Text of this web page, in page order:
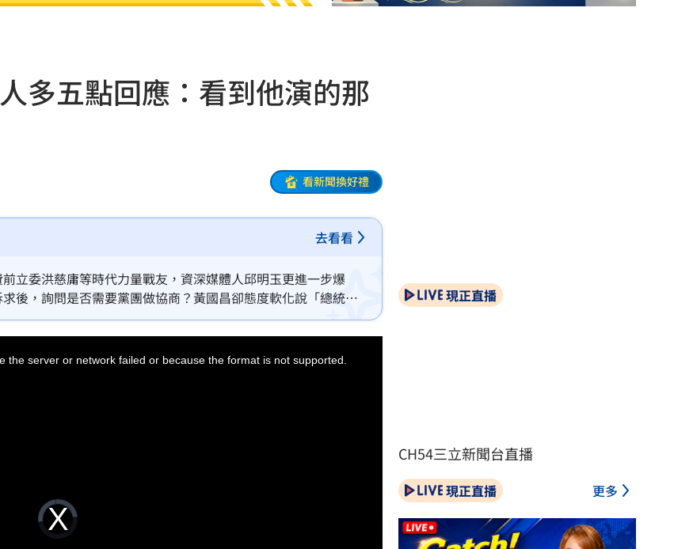
20:56
多五點回應：看到他演的那
看新聞換好禮
去看看
立委洪慈庸等時代力量戰友，資深媒體人邱明玉更進一步爆
後，詢問是否需要黨團做協商？黃國昌卻態度軟化說「總統，
姚人多，罕見列五點回應。
Video
Player
loading.
server or network failed or because the format is not supported.
現正直播
CH54三立新聞台直播
現正直播 更多